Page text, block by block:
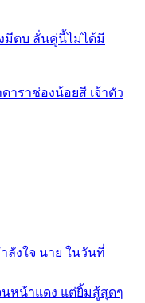
มีตบ ลั่นคู่นี้ไม่ได้มี
าราช่องน้อยสี เจ้าตัว
ลังใจ นาย ในวันที่
หน้าแดง แต่ยิ้มสู้สุดๆ